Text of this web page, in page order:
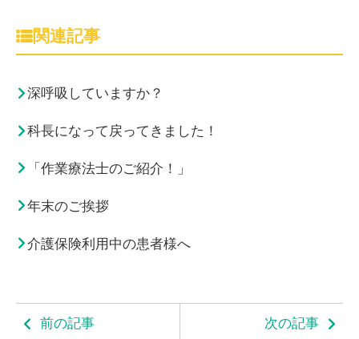
関連記事
深呼吸していますか？
科長になって戻ってきました！
「作業療法士のご紹介！」
年末のご挨拶
介護保険利用中の患者様へ
前の記事 次の記事